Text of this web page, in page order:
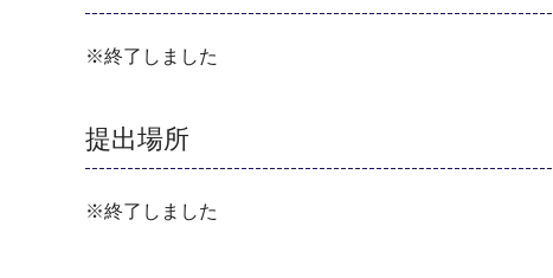
※終了しました
提出場所
※終了しました